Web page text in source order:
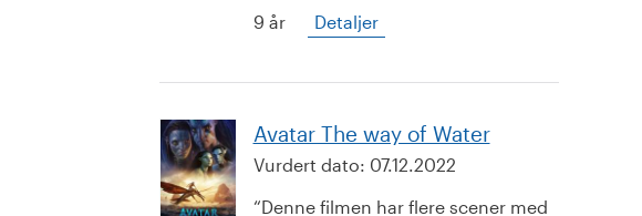
9 år
Detaljer
Avatar The way of Water
Vurdert dato: 07.12.2022
Denne filmen har flere scener med